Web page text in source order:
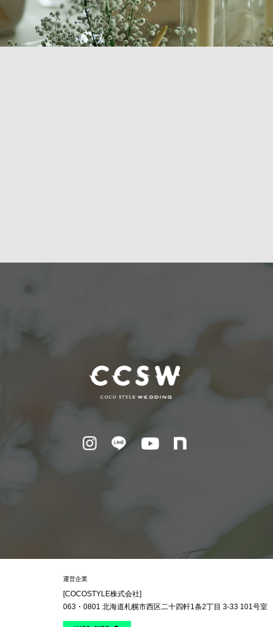
運営企業
[COCOSTYLE株式会社]
063・0801 北海道札幌市西区二十四軒1条2丁目 3-33 101号室